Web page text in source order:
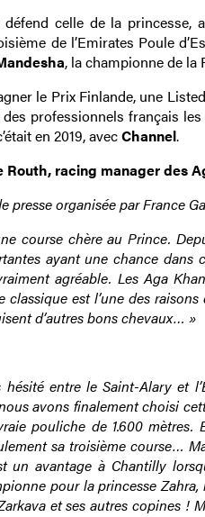
défend celle de la princesse,
de l’Emirates Poule
, la championne de la
le Prix Finlande, une
professionnels français
en 2019, avecChannel.
Routh, racing manager des
presse organisée par France
course chère au Prince.
ayant une chance
agréable. Les Aga
est l’une des
d’autres bons chevaux… »
entre le Saint-Alary et
avons finalement choisi
pouliche de 1.600
sa troisième course…
un avantage à Chantilly
pour la princesse
et ses autres copines !